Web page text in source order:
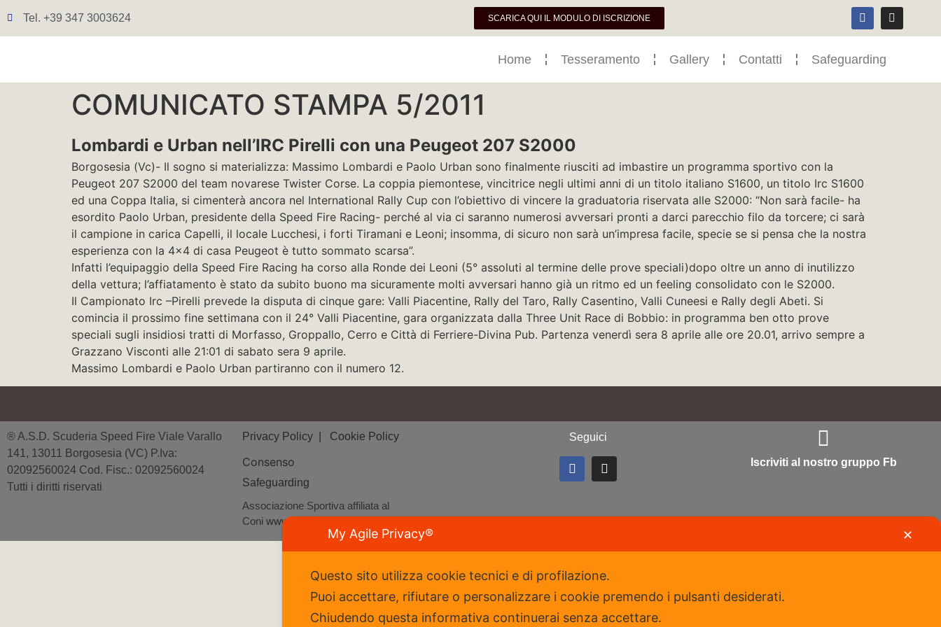
Tel. +39 347 3003624 SCARICA QUI IL MODULO DI ISCRIZIONE
Home Tesseramento Gallery Contatti Safeguarding
COMUNICATO STAMPA 5/2011
Lombardi e Urban nell’IRC Pirelli con una Peugeot 207 S2000
Borgosesia (Vc)- Il sogno si materializza: Massimo Lombardi e Paolo Urban sono finalmente riusciti ad imbastire un programma sportivo con la
Peugeot 207 S2000 del team novarese Twister Corse. La coppia piemontese, vincitrice negli ultimi anni di un titolo italiano S1600, un titolo Irc S1600
ed una Coppa Italia, si cimenterà ancora nel International Rally Cup con l’obiettivo di vincere la graduatoria riservata alle S2000: “Non sarà facile- ha
esordito Paolo Urban, presidente della Speed Fire Racing- perché al via ci saranno numerosi avversari pronti a darci parecchio filo da torcere; ci sarà
il campione in carica Capelli, il locale Lucchesi, i forti Tiramani e Leoni; insomma, di sicuro non sarà un’impresa facile, specie se si pensa che la nostra
esperienza con la 4×4 di casa Peugeot è tutto sommato scarsa”.
Infatti l’equipaggio della Speed Fire Racing ha corso alla Ronde dei Leoni (5° assoluti al termine delle prove speciali)dopo oltre un anno di inutilizzo
della vettura; l’affiatamento è stato da subito buono ma sicuramente molti avversari hanno già un ritmo ed un feeling consolidato con le S2000.
Il Campionato Irc –Pirelli prevede la disputa di cinque gare: Valli Piacentine, Rally del Taro, Rally Casentino, Valli Cuneesi e Rally degli Abeti. Si
comincia il prossimo fine settimana con il 24° Valli Piacentine, gara organizzata dalla Three Unit Race di Bobbio: in programma ben otto prove
speciali sugli insidiosi tratti di Morfasso, Groppallo, Cerro e Città di Ferriere-Divina Pub. Partenza venerdì sera 8 aprile alle ore 20.01, arrivo sempre a
Grazzano Visconti alle 21:01 di sabato sera 9 aprile.
Massimo Lombardi e Paolo Urban partiranno con il numero 12.
® A.S.D. Scuderia Speed Fire Viale Varallo
141, 13011 Borgosesia (VC) P.Iva:
02092560024 Cod. Fisc.: 02092560024
Tutti i diritti riservati
Privacy Policy | Cookie Policy
Consenso
Safeguarding
Associazione Sportiva affiliata al
Coni www.coni.it
Seguici
Iscriviti al nostro gruppo Fb
My Agile Privacy® ✕
Questo sito utilizza cookie tecnici e di profilazione.
Puoi accettare, rifiutare o personalizzare i cookie premendo i pulsanti desiderati.
Chiudendo questa informativa continuerai senza accettare.